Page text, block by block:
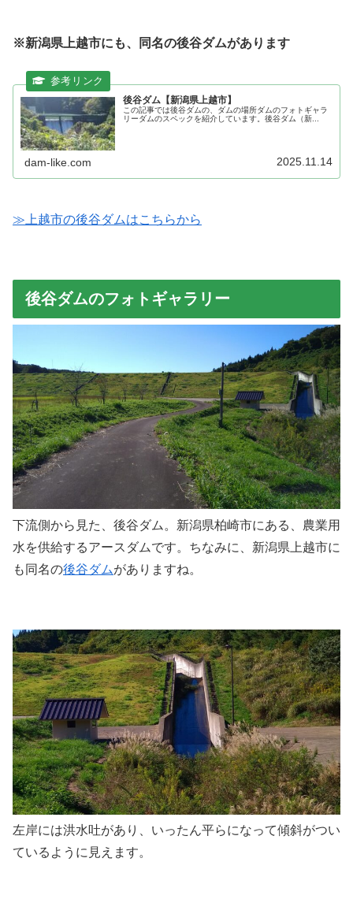
※新潟県上越市にも、同名の後谷ダムがあります
後谷ダム【新潟県上越市】
この記事では後谷ダムの、ダムの場所ダムのフォトギャラ
リーダムのスペックを紹介しています。後谷ダム（新...
dam-like.com 2025.11.14
≫上越市の後谷ダムはこちらから
後谷ダムのフォトギャラリー
下流側から見た、後谷ダム。新潟県柏崎市にある、農業用
水を供給するアースダムです。ちなみに、新潟県上越市に
も同名の後谷ダムがありますね。
左岸には洪水吐があり、いったん平らになって傾斜がつい
ているように見えます。